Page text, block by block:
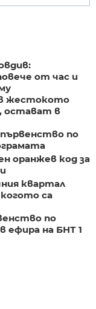
от час и
жестокото
остават в
по
оранжев код за
квартал
са
по
ефира на БНТ 1